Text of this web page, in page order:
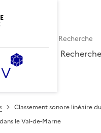
Classement sonore linéaire
le Val-de-Marne